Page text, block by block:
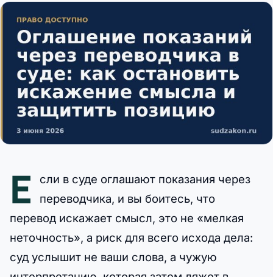
Е
сли в суде оглашают показания через
переводчика, и вы боитесь, что
перевод искажает смысл, это не «мелкая
неточность», а риск для всего исхода дела:
суд услышит не ваши слова, а чужую